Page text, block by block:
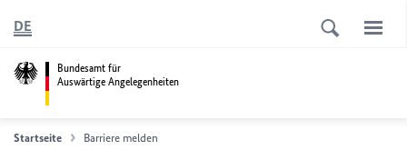
Bundesamt für
Auswärtige Angelegenheiten
DE
Startseite Barriere melden